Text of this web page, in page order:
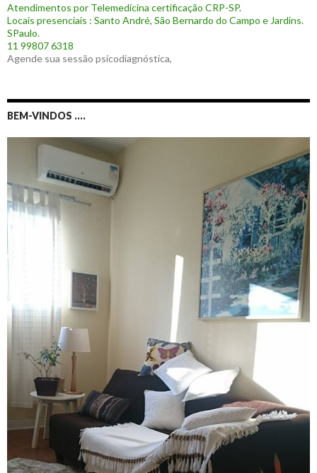
Atendimentos por Telemedicina certificação CRP-SP.
Locais presenciais : Santo André, São Bernardo do Campo e Jardins.
SPaulo.
11 99807 6318
Agende sua sessão psicodiagnóstica,
BEM-VINDOS ….